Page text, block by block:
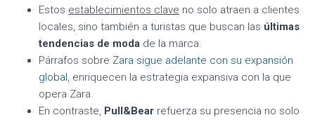
Estos establecimientos clave no solo atraen a clientes
locales, sino también a turistas que buscan las últimas
tendencias de moda de la marca.
Párrafos sobre Zara sigue adelante con su expansión
global, enriquecen la estrategia expansiva con la que
opera Zara.
En contraste, Pull&Bear refuerza su presencia no solo